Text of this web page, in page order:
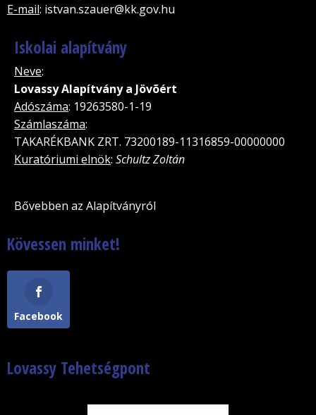
E-mail: istvan.szauer@kk.gov.hu
Iskolai alapítvány
Neve:
Lovassy Alapítvány a Jövõért
Adószáma: 19263580-1-19
Számlaszáma:
TAKARÉKBANK ZRT. 73200189-11316859-00000000
Kuratóriumi elnök: Schultz Zoltán
Bővebben az Alapítványról
Kövessen minket!
Facebook
Lovassy Tehetségpont